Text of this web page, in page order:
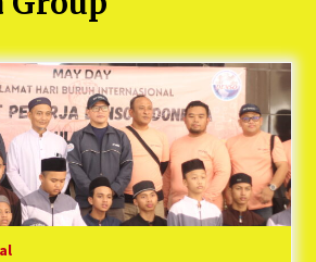
Hadir dalam Setiap Langkah Dikha, Penari
Farming yang Viral Ternyata Anak
PNM Mekaar
ago
Kacau Banget, Karena Kecewa Tak Dapat
yang Sesuai, Para Peserta Retret
Desa Kabupaten Bekasi Pulang duluan
Waktunya
ago